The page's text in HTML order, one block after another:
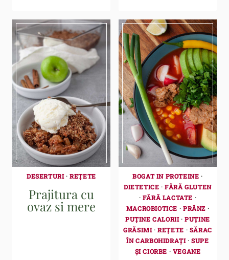
DESERTURI·REȚETE
Prajitura cu
ovaz si mere
BOGAT IN PROTEINE ·
DIETETICE ·FĂRĂ GLUTEN
· FĂRĂ LACTATE ·
MACROBIOTICE · PRÂNZ·
PUȚINE CALORII·PUȚINE
GRĂSIMI·REȚETE · SĂRAC
ÎN CARBOHIDRAȚI·SUPE
ȘI CIORBE · VEGANE